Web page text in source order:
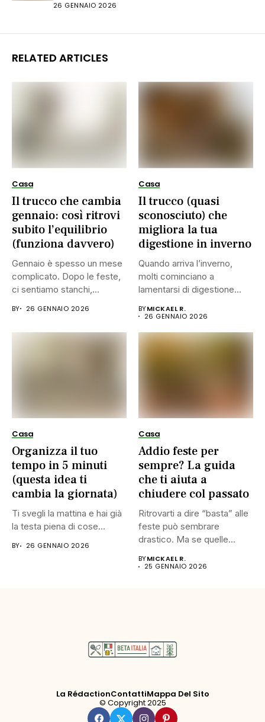
26 GENNAIO 2026
RELATED ARTICLES
Casa
Il trucco che cambia
gennaio: così ritrovi
subito l’equilibrio
(funziona davvero)
Gennaio è spesso un mese
complicato. Dopo le feste,
ci sentiamo stanchi,...
BY 26 GENNAIO 2026
Casa
Il trucco (quasi
sconosciuto) che
migliora la tua
digestione in inverno
Quando arriva l’inverno,
molti cominciano a
lamentarsi di digestione
BYMICKAEL R.
26 GENNAIO 2026
Casa
Organizza il tuo
tempo in 5 minuti
(questa idea ti
cambia la giornata)
Ti svegli la mattina e hai già
la testa piena di cose...
BY 26 GENNAIO 2026
Casa
Addio feste per
sempre? La guida
che ti aiuta a
chiudere col passato
Ritrovarti a dire “basta” alle
feste può sembrare
drastico. Ma se quelle...
BYMICKAEL R.
25 GENNAIO 2026
La RédactionContattiMappa Del Sito
© Copyright 2025